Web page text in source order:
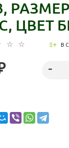
ЦВЕТ
В